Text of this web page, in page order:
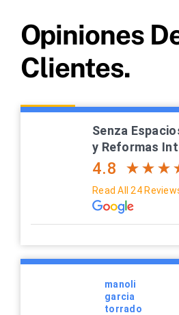
Opiniones
Clientes.
Senza
y Reformas
4.8
Read All 24
manoli
garcia
torrado